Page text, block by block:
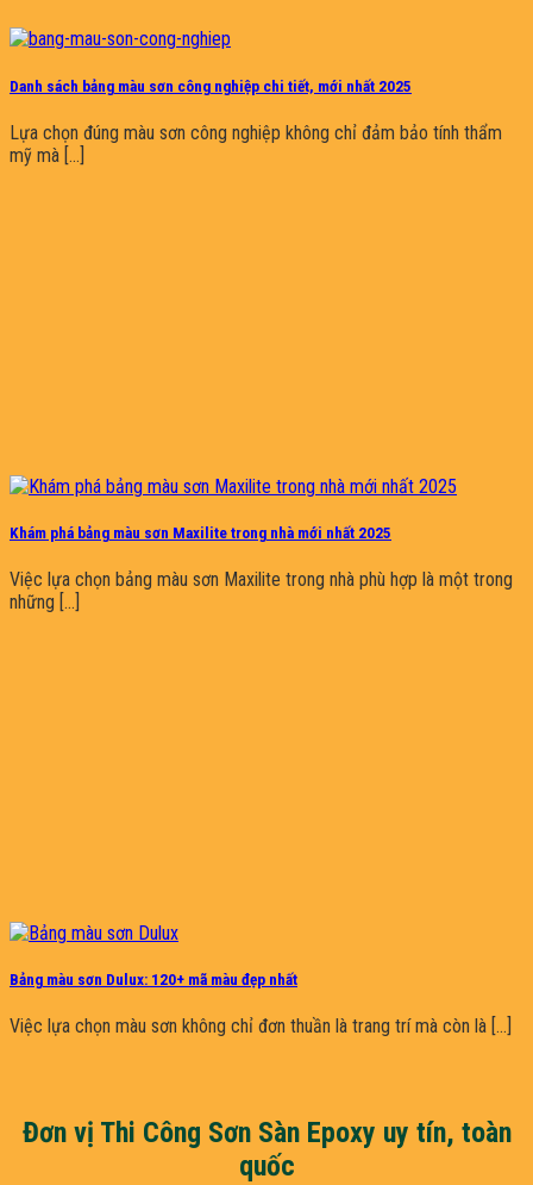
Danh sách bảng màu sơn công nghiệp chi tiết, mới nhất 2025
Lựa chọn đúng màu sơn công nghiệp không chỉ đảm bảo tính thẩm
mỹ mà [...]
Khám phá bảng màu sơn Maxilite trong nhà mới nhất 2025
Việc lựa chọn bảng màu sơn Maxilite trong nhà phù hợp là một trong
những [...]
Bảng màu sơn Dulux: 120+ mã màu đẹp nhất
Việc lựa chọn màu sơn không chỉ đơn thuần là trang trí mà còn là [...]
Đơn vị Thi Công Sơn Sàn Epoxy uy tín, toàn
quốc